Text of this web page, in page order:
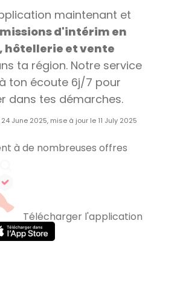
maintenant et
missions d'intérim en
et vente
ta région. Notre service
ton écoute 6j/7 pour
dans tes démarches.
June 2025, mise à jour le 11 July 2025
à de nombreuses offres
Télécharger l'application